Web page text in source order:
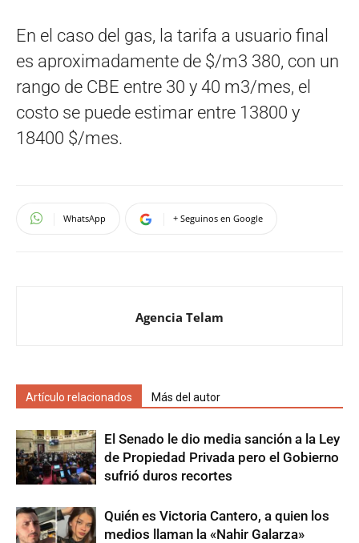
En el caso del gas, la tarifa a usuario final
es aproximadamente de $/m3 380, con un
rango de CBE entre 30 y 40 m3/mes, el
costo se puede estimar entre 13800 y
18400 $/mes.
WhatsApp + Seguinos en Google
Agencia Telam
Artículo relacionados Más del autor
El Senado le dio media sanción a la Ley
de Propiedad Privada pero el Gobierno
sufrió duros recortes
Quién es Victoria Cantero, a quien los
medios llaman la «Nahir Galarza»